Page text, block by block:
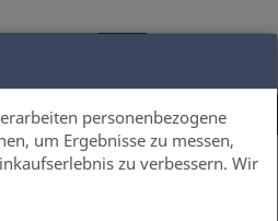
personenbezogene
um Ergebnisse zu messen,
zu verbessern. Wir